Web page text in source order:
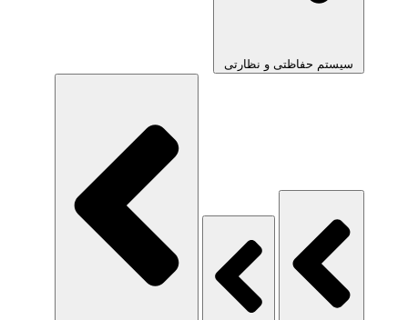
سیستم حفاظتی و نظارتی